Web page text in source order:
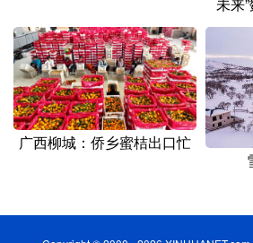
未来
广西柳城：侨乡蜜桔出口忙